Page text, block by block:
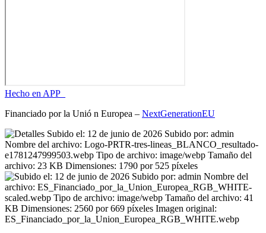
Hecho en APP_
Financiado por la Unió n Europea – NextGenerationEU